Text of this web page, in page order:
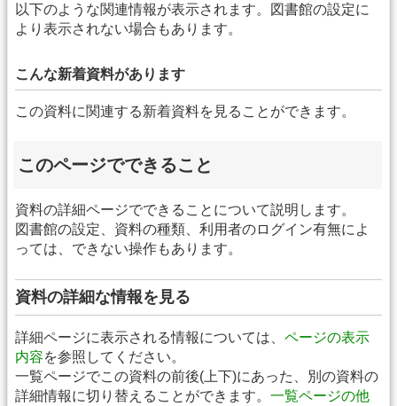
以下のような関連情報が表示されます。図書館の設定に
より表示されない場合もあります。
こんな新着資料があります
この資料に関連する新着資料を見ることができます。
このページでできること
資料の詳細ページでできることについて説明します。
図書館の設定、資料の種類、利用者のログイン有無によ
っては、できない操作もあります。
資料の詳細な情報を見る
詳細ページに表示される情報については、 ページの表示
内容を参照してください。
一覧ページでこの資料の前後(上下)にあった、別の資料の
詳細情報に切り替えることができます。 一覧ページの他